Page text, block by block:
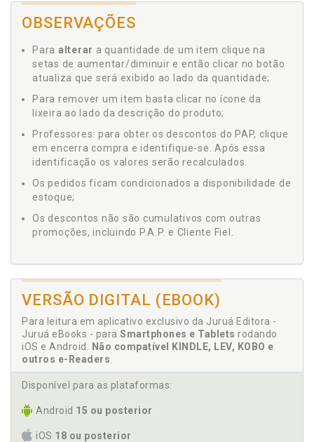
OBSERVAÇÕES
Para alterar a quantidade de um item clique na
setas de aumentar/diminuir e então clicar no botão
atualiza que será exibido ao lado da quantidade;
Para remover um item basta clicar no ícone da
lixeira ao lado da descrição do produto;
Professores: para obter os descontos do PAP, clique
em encerra compra e identifique-se. Após essa
identificação os valores serão recalculados.
Os pedidos ficam condicionados a disponibilidade de
estoque;
Os descontos não são cumulativos com outras
promoções, incluindo P.A.P. e Cliente Fiel.
VERSÃO DIGITAL (EBOOK)
Para leitura em aplicativo exclusivo da Juruá Editora -
Juruá eBooks - para Smartphones e Tablets rodando
iOS e Android.
Não compatível KINDLE, LEV, KOBO e
outros e-Readers
Disponível para as plataformas:
Android 15 ou posterior
iOS 18 ou posterior